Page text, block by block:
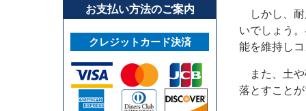
お支払い方法のご案内
クレジットカード決済
しかし、耐
いでしょう
能を維持し
また、土や
落とすこと